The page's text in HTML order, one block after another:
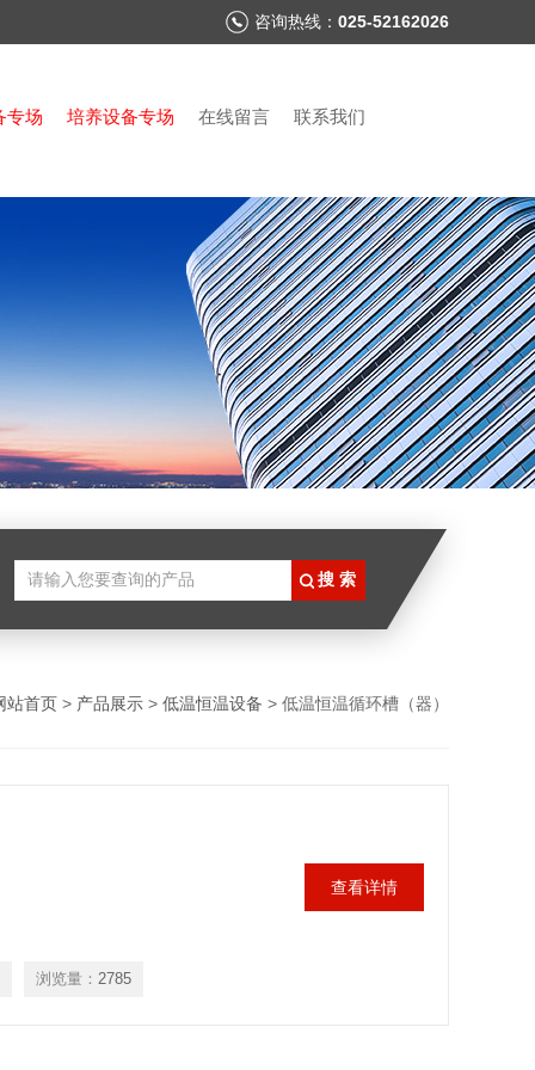
咨询热线： 025-52162026
专场 培养设备专场 在线留言 联系我们
站首页 > 产品展示 > 低温恒温设备 > 低温恒温循环槽（器）
浏览量： 2785
查看详情